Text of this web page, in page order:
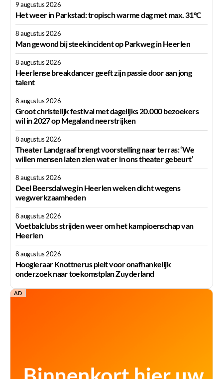
9 augustus 2026
Het weer in Parkstad: tropisch warme dag met max. 31°C
8 augustus 2026
Man gewond bij steekincident op Parkweg in Heerlen
8 augustus 2026
Heerlense breakdancer geeft zijn passie door aan jong
talent
8 augustus 2026
Groot christelijk festival met dagelijks 20.000 bezoekers
wil in 2027 op Megaland neerstrijken
8 augustus 2026
Theater Landgraaf brengt voorstelling naar terras: ‘We
willen mensen laten zien wat er in ons theater gebeurt’
8 augustus 2026
Deel Beersdalweg in Heerlen weken dicht wegens
wegwerkzaamheden
8 augustus 2026
Voetbalclubs strijden weer om het kampioenschap van
Heerlen
8 augustus 2026
Hoogleraar Knottnerus pleit voor onafhankelijk
onderzoek naar toekomstplan Zuyderland
AD